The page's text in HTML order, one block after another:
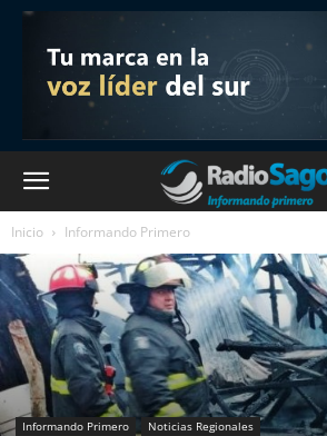
Inicio Informando Primero
Informando Primero Noticias Regionales